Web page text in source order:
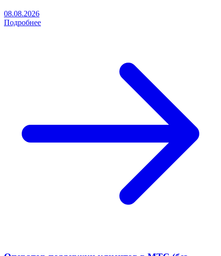
08.08.2026
Подробнее